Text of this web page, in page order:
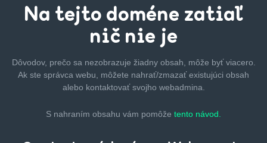
Na tejto doméne zatiaľ
nič nie je
Dôvodov, prečo sa nezobrazuje žiadny obsah, môže byťviacero.
Ak ste správca webu, môžete nahrať/zmazaťexistujúci obsah
alebo kontaktovať svojho webadmina.
S nahraním obsahu vám pomôže tento návod.